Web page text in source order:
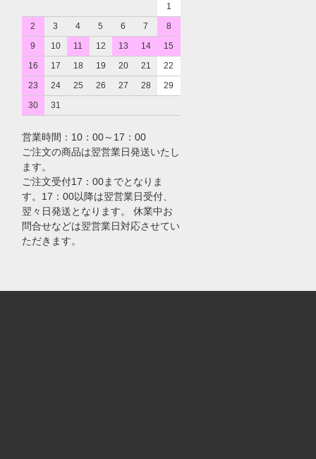
1
2
3 4 5 6 7
8
9
10 11 12 13 14
15
16
17 18 19 20 21
22
23
24 25 26 27 28
29
30
31
営業時間：10：00～17：00
ご注文の商品は翌営業日発送いたし
ます。
ご注文受付17：00までとなりま
す。17：00以降は翌営業日受付、
翌々日発送となります。 休業中お
問合せなどは翌営業日対応させてい
ただきます。